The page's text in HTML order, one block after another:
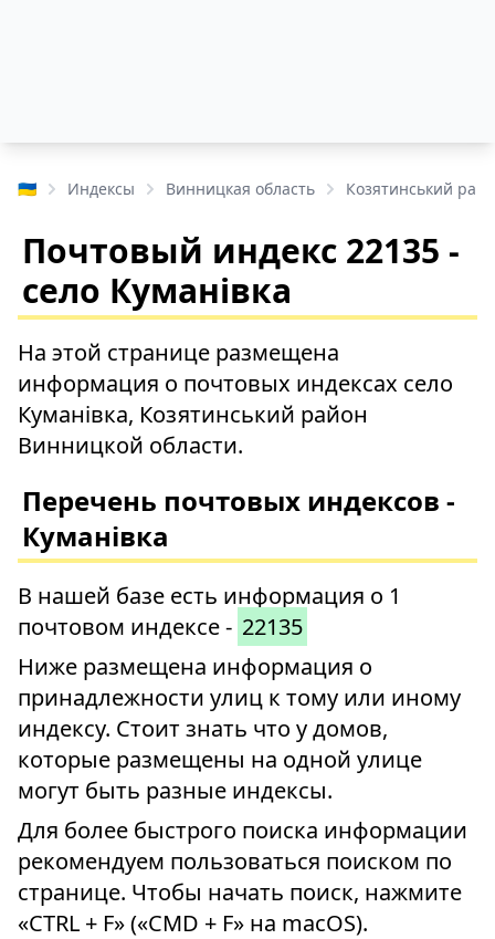
🇺🇦 Индексы Винницкая область Козятинський
Почтовый индекс 22135 -
село Куманівка
На этой странице размещена
информация о почтовых индексах село
Куманівка, Козятинський район
Винницкой области.
Перечень почтовых индексов -
Куманівка
В нашей базе есть информация о 1
почтовом индексе - 22135
Ниже размещена информация о
принадлежности улиц к тому или иному
индексу. Стоит знать что у домов,
которые размещены на одной улице
могут быть разные индексы.
Для более быстрого поиска информации
рекомендуем пользоваться поиском по
странице. Чтобы начать поиск, нажмите
«CTRL + F» («CMD + F» на macOS).